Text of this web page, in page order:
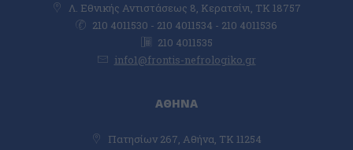
Λ. Εθνικής Αντιστάσεως 8, Κερατσίνι, ΤΚ 18757
210 4011530 - 210 4011534 - 210 4011536
210 4011535
info1@frontis-nefrologiko.gr
ΑΘΗΝΑ
Πατησίων 267, Αθήνα, ΤΚ 11254